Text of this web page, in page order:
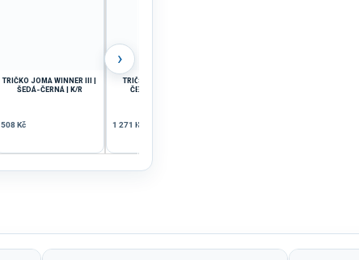
TRIČKO JOMA WINNER III |
ŠEDÁ-ČERNÁ | K/R
508 Kč
TRIČKO JOMA WAVE |
ČERNÁ-BÍLÁ | K/R
1 271 Kč
›